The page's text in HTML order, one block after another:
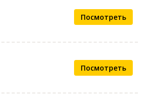
Посмотреть
Посмотреть